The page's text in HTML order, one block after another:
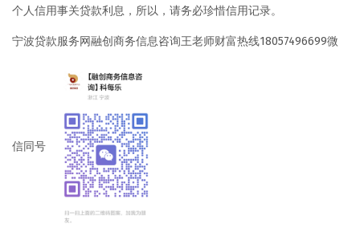
个人信用事关贷款利息，所以，请务必珍惜信用记录。
宁波贷款服务网融创商务信息咨询王老师财富热线18057496699微
信同号